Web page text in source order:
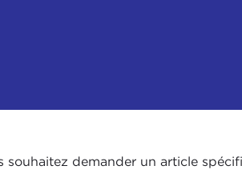
demander un article